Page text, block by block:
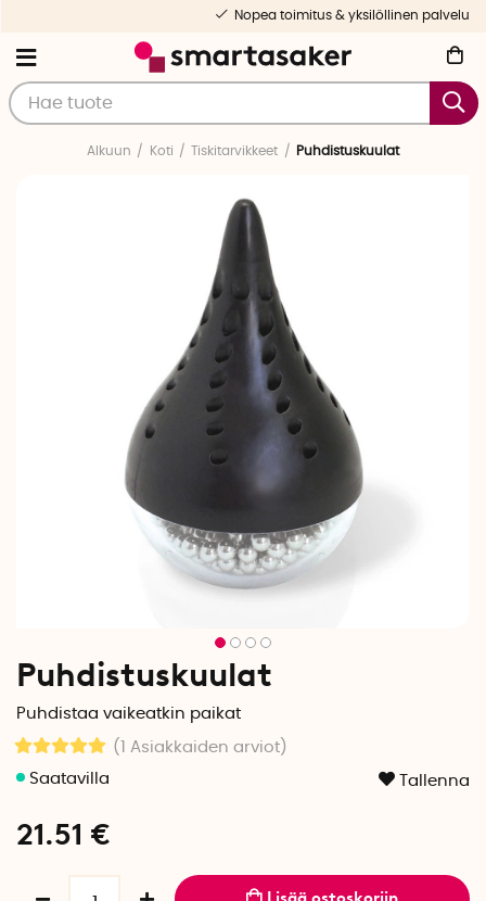
Nopea toimitus & yksilöllinen palvelu
Alkuun Koti Tiskitarvikkeet Puhdistuskuulat
Puhdistuskuulat
Puhdistaa vaikeatkin paikat
(1 Asiakkaiden arviot )
Tallenna
21.51 €